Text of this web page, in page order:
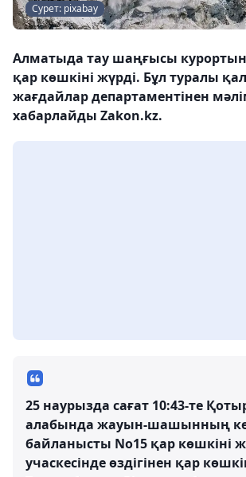
Сурет: pixabay
Алматыда тау шаңғысы
қар көшкіні жүрді. Бұл туралы
жағдайлар департаментінен
хабарлайды Zakon.kz.
25 наурызда сағат 10:43-те
алабында жауын-шашынның
байланысты No15 қар көшкіні
учаскесінде өздігінен қар